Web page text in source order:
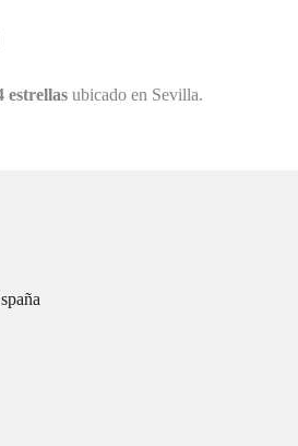
estrellas ubicado en Sevilla.